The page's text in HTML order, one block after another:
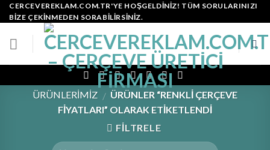
Skip
to
content
CERCEVEREKLAM.COM.TR'YE HOŞGELDINIZ! TÜM SORULARINIZI
BIZE ÇEKINMEDEN SORABILIRSINIZ.
ÜRÜNLERİMİZ / ÜRÜNLER “RENKLI ÇERÇEVE
FIYATLARI” OLARAK ETIKETLENDI
FILTRELE